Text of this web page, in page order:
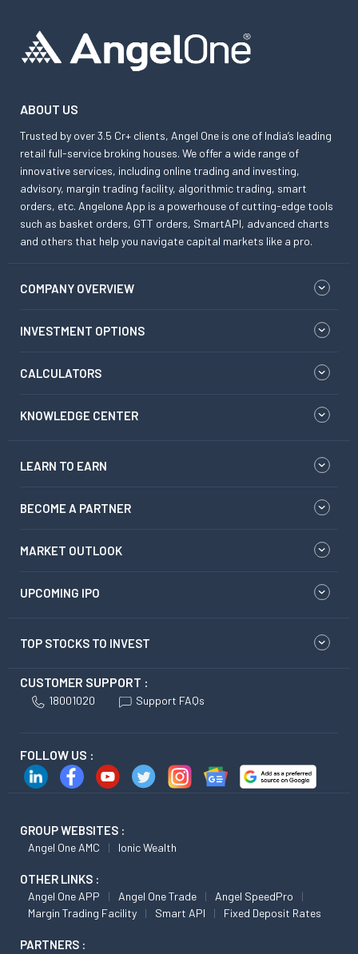
ABOUT US
Trusted by over 3.5 Cr+ clients, Angel One is one of India’s leading
retail full-service broking houses. We offer a wide range of
innovative services, including online trading and investing,
advisory, margin trading facility, algorithmic trading, smart
orders, etc. Angelone App is a powerhouse of cutting-edge tools
such as basket orders, GTT orders, SmartAPI, advanced charts
and others that help you navigate capital markets like a pro.
COMPANY OVERVIEW
INVESTMENT OPTIONS
CALCULATORS
KNOWLEDGE CENTER
LEARN TO EARN
BECOME A PARTNER
MARKET OUTLOOK
UPCOMING IPO
TOP STOCKS TO INVEST
CUSTOMER SUPPORT :
18001020 Support FAQs
FOLLOW US :
GROUP WEBSITES :
Angel One AMC Ionic Wealth
OTHER LINKS :
Angel One APP Angel One Trade
Angel SpeedPro
Margin Trading Facility
Smart API Fixed Deposit Rates
PARTNERS :